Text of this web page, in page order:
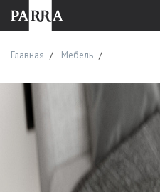
Главная Мебель